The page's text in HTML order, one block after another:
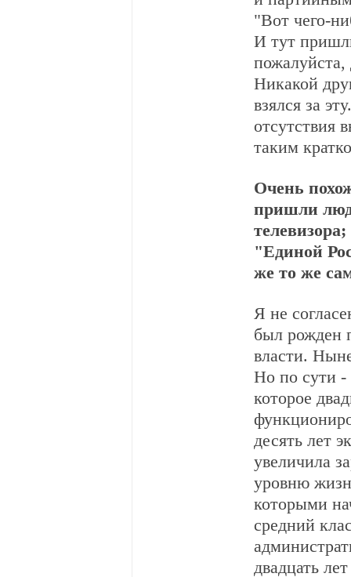
"Вот чего-
И тут
Никакой
взялся за
отсутствия
таким
Очень
пришли
"Единой
же то же
Я не
был рожден
власти.
Но по сути -
которое
десять лет
увеличила
уровню
которыми
средний
двадцать